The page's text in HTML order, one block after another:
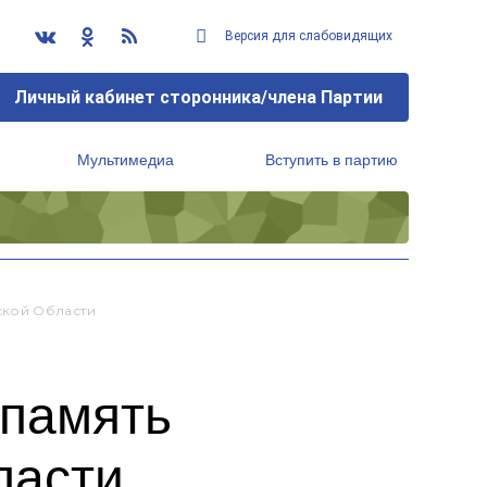
Версия для слабовидящих
Личный кабинет сторонника/члена Партии
Мультимедиа Вступить в партию
Области